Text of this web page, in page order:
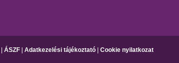
|ÁSZF |Adatkezelési tájékoztató |Cookie nyilatkozat